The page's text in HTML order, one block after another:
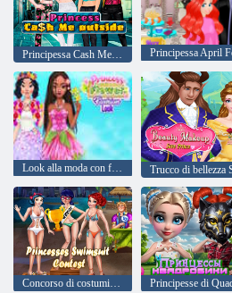
Principessa Cash Me Outside
Look alla moda con fiori da principessa
Concorso di costumi da bagno per principesse